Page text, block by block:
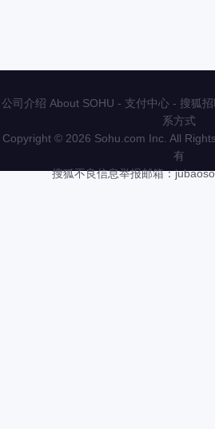
公司介绍 About SOHU - 支付中心 - 搜狐招
系方式
Copyright © 2026 Sohu.com Inc. All
有
搜狐不良信息举报邮箱：